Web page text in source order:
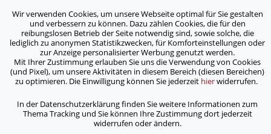
ASB Bonn/Rhein-Sieg/Eifel e.V.
bewegt Menschen
Home / Kontakt Formular
< Zurück
Wir verwenden Cookies, um unsere Webseite optimal für Sie gestalten
und verbessern zu können. Dazu zählen Cookies, die für den
reibungslosen Betrieb der Seite notwendig sind, sowie solche, die
lediglich zu anonymen Statistikzwecken, für Komforteinstellungen oder
zur Anzeige personalisierter Werbung genutzt werden.
Mit Ihrer Zustimmung erlauben Sie uns die Verwendung von Cookies
(und Pixel), um unsere Aktivitäten in diesem Bereich (diesen Bereichen)
zu optimieren. Die Einwilligung können Sie jederzeit hierwiderrufen.
In der Datenschutzerklärung finden Sie weitere Informationen zum
Thema Tracking und Sie können Ihre Zustimmung dort jederzeit
widerrufen oder ändern.